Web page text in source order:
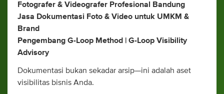
Fotografer & Videografer Profesional Bandung
Jasa Dokumentasi Foto & Video untuk UMKM &
Brand
Pengembang G-Loop Method | G-Loop Visibility
Advisory
Dokumentasi bukan sekadar arsip—ini adalah aset
visibilitas bisnis Anda.